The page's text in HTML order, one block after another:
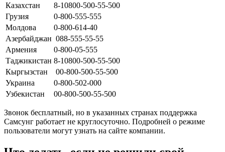
Казахстан
8-10800-500-55-500
Грузия
0-800-555-555
Молдова
0-800-614-40
Азербайджан 088-555-55-55
Армения
0-800-05-555
Таджикистан 8-10800-500-55-500
Кыргызстан
00-800-500-55-500
Украина
0-800-502-000
Узбекистан
00-800-500-55-500
Звонок бесплатный, но в указанных странах поддержка
Самсунг работает не круглосуточно. Подробней о режиме
пользователи могут узнать на сайте компании.